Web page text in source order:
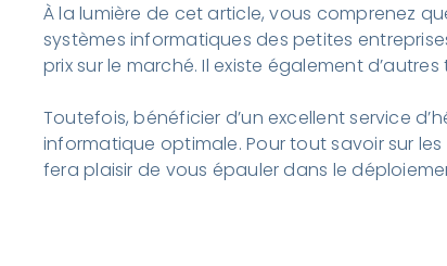
À la lumière de cet article, vous comprenez
systèmes informatiques des petites
prix sur le marché. Il existe également
Toutefois, bénéficier d’un excellent service
informatique optimale. Pour tout savoir sur
fera plaisir de vous épauler dans le